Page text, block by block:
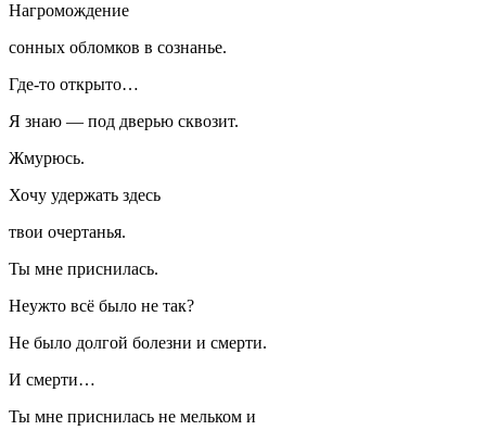
Нагромождение
сонных обломков в сознанье.
Где-то открыто…
Я знаю — под дверью сквозит.
Жмурюсь.
Хочу удержать здесь
твои очертанья.
Ты мне приснилась.
Неужто всё было не так?
Не было долгой болезни и смерти.
И смерти…
Ты мне приснилась не мельком и